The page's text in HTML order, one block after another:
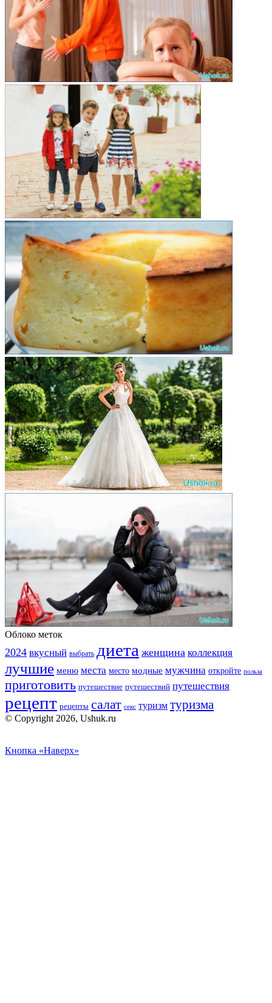
Облоко меток
2024 вкусный выбрать диета женщина коллекция
лучшие меню места место модные мужчина откройте польза
приготовить путешествие путешествий путешествия
рецепт рецепты салат секс туризм туризма
© Copyright 2026, Ushuk.ru
Кнопка «Наверх»